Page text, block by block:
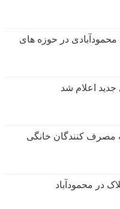
در حوزه های
اعلام شد
مصرف كنندگان خانگی
در محمودآباد